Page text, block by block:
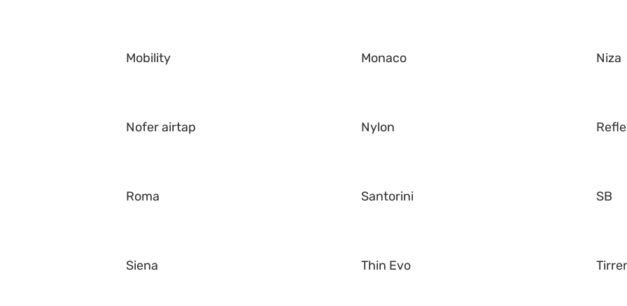
Mobility Monaco Niza
Nofer airtap Nylon
Roma Santorini SB
Siena Thin Evo